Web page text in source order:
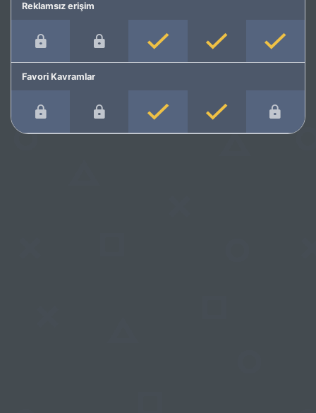
Reklamsız erişim
Favori Kavramlar